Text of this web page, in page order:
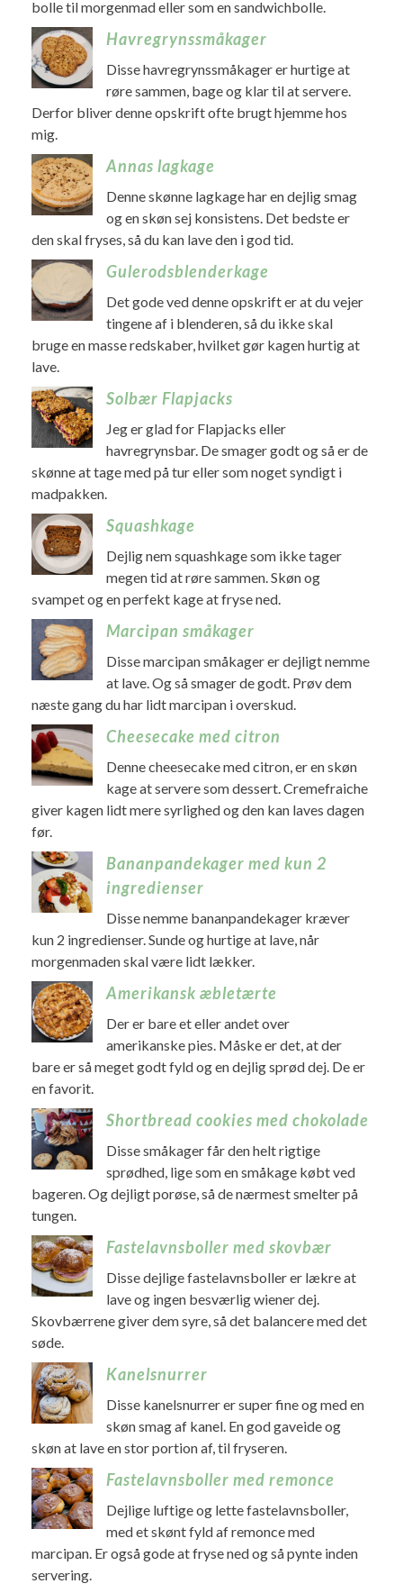
bolle til morgenmad eller som en sandwichbolle.
Havregrynssmåkager
Disse havregrynssmåkager er hurtige at
røre sammen, bage og klar til at servere.
Derfor bliver denne opskrift ofte brugt hjemme hos
mig.
Annas lagkage
Denne skønne lagkage har en dejlig smag
og en skøn sej konsistens. Det bedste er
den skal fryses, så du kan lave den i god tid.
Gulerodsblenderkage
Det gode ved denne opskrift er at du vejer
tingene af i blenderen, så du ikke skal
bruge en masse redskaber, hvilket gør kagen hurtig at
lave.
Solbær Flapjacks
Jeg er glad for Flapjacks eller
havregrynsbar. De smager godt og så er de
skønne at tage med på tur eller som noget syndigt i
madpakken.
Squashkage
Dejlig nem squashkage som ikke tager
megen tid at røre sammen. Skøn og
svampet og en perfekt kage at fryse ned.
Marcipan småkager
Disse marcipan småkager er dejligt nemme
at lave. Og så smager de godt. Prøv dem
næste gang du har lidt marcipan i overskud.
Cheesecake med citron
Denne cheesecake med citron, er en skøn
kage at servere som dessert. Cremefraiche
giver kagen lidt mere syrlighed og den kan laves dagen
før.
Bananpandekager med kun 2
ingredienser
Disse nemme bananpandekager kræver
kun 2 ingredienser. Sunde og hurtige at lave, når
morgenmaden skal være lidt lækker.
Amerikansk æbletærte
Der er bare et eller andet over
amerikanske pies. Måske er det, at der
bare er så meget godt fyld og en dejlig sprød dej. De er
en favorit.
Shortbread cookies med chokolade
Disse småkager får den helt rigtige
sprødhed, lige som en småkage købt ved
bageren. Og dejligt porøse, så de nærmest smelter på
tungen.
Fastelavnsboller med skovbær
Disse dejlige fastelavnsboller er lækre at
lave og ingen besværlig wiener dej.
Skovbærrene giver dem syre, så det balancere med det
søde.
Kanelsnurrer
Disse kanelsnurrer er super fine og med en
skøn smag af kanel. En god gaveide og
skøn at lave en stor portion af, til fryseren.
Fastelavnsboller med remonce
Dejlige luftige og lette fastelavnsboller,
med et skønt fyld af remonce med
marcipan. Er også gode at fryse ned og så pynte inden
servering.